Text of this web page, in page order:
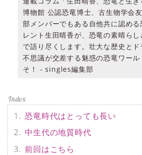
博物館 公認恐竜博士、古生物学会
部メンバーでもある自他共に認める
レント生田晴香が、恐竜の素晴らし
で語り尽くします。壮大な歴史と
不思議が交差する魅惑の恐竜ワール
そ！ - singles編集部
恐竜時代はとっても長い
中生代の地質時代
前回はこちら